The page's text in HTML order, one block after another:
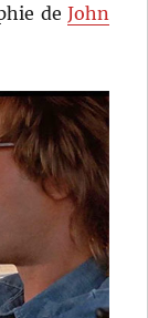
de John